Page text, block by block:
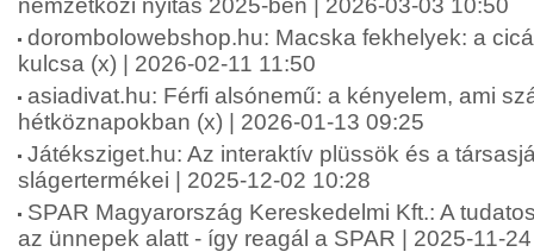
nemzetközi nyitás 2025-ben | 2026-03-03 10:50
dorombolowebshop.hu: Macska fekhelyek: a
kulcsa (x) | 2026-02-11 11:50
asiadivat.hu: Férfi alsónemű: a kényelem, ami
hétköznapokban (x) | 2026-01-13 09:25
Játéksziget.hu: Az interaktív plüssök és a
slágertermékei | 2025-12-02 10:28
SPAR Magyarország Kereskedelmi Kft.: A
az ünnepek alatt - így reagál a SPAR | 2025-11-